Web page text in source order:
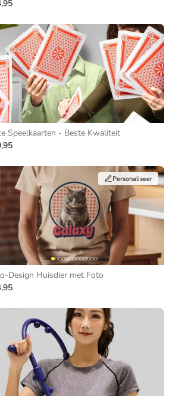
Speelkaarten - Beste Kwaliteit
Personaliseer
Design Huisdier met Foto